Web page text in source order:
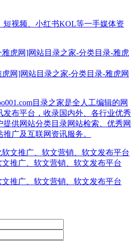
短视频、小红书KOL等一手媒体资
网]网站目录之家-分类目录-雅虎网
目录之家是全人工编辑的网
发布平台，收录国内外、各行业优秀
提供网站分类目录网站检索、优秀网
广及互联网资讯服务。
推广、软文营销、软文发布平台
推广、软文营销、软文发布平台